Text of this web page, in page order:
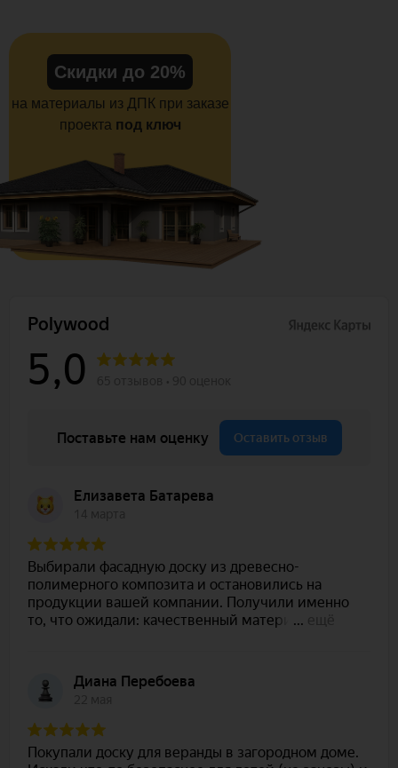
Скидки до 20%
на материалы из ДПК при заказе
проекта под ключ